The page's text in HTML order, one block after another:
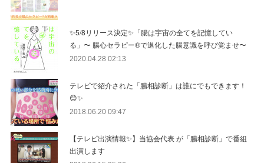
✨5/8リリース決定✨「腸は宇宙の全てを記憶してい
る」〜 腸心セラピー®︎で退化した腸意識を呼び覚ませ〜
2020.04.28 02:13
テレビで紹介された「腸相診断」は誰にでもできます！
😊✨
2018.06.20 09:47
【テレビ出演情報✨】当協会代表 が「腸相診断」で番組
出演します